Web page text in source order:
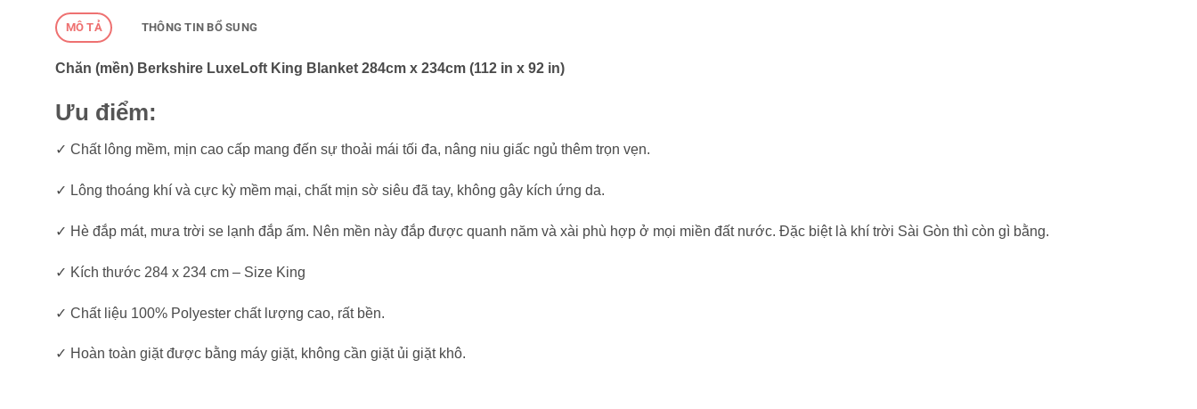
MÔ TẢ THÔNG TIN BỔ SUNG
Chăn (mền) Berkshire LuxeLoft King Blanket 284cm x 234cm (112 in x 92 in)
Ưu điểm:
✓ Chất lông mềm, mịn cao cấp mang đến sự thoải mái tối đa, nâng niu giấc ngủ thêm trọn vẹn.
✓ Lông thoáng khí và cực kỳ mềm mại, chất mịn sờ siêu đã tay, không gây kích ứng da.
✓ Hè đắp mát, mưa trời se lạnh đắp ấm. Nên mền này đắp được quanh năm và xài phù hợp ở mọi miền đất nước. Đặc biệt là khí trời Sài Gòn thì còn gì bằng.
✓ Kích thước 284 x 234 cm – Size King
✓ Chất liệu 100% Polyester chất lượng cao, rất bền.
✓ Hoàn toàn giặt được bằng máy giặt, không cần giặt ủi giặt khô.